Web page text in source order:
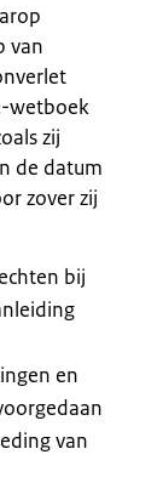
van
wetboek
zij
de datum
zover zij
bij
en
van